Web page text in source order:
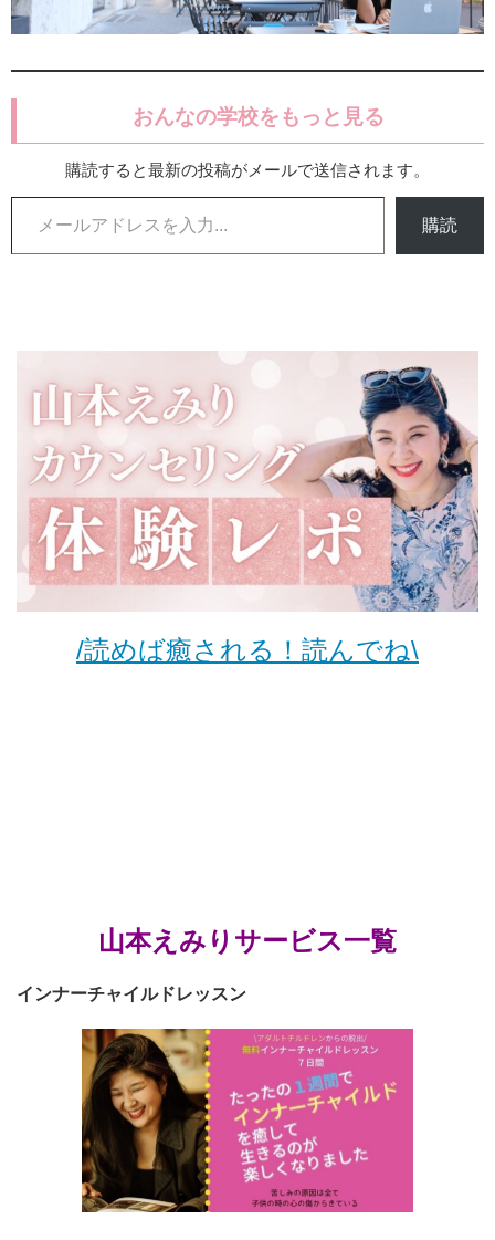
おんなの学校をもっと見る
購読すると最新の投稿がメールで送信されます。
メールアドレスを入力...
購読
/読めば癒される！読んでね\
山本えみりサービス一覧
インナーチャイルドレッスン